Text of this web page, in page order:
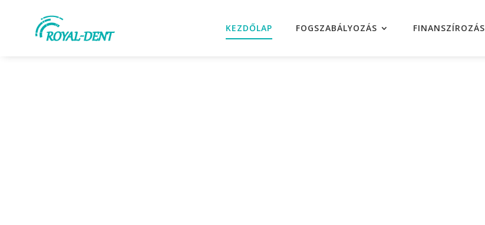
KEZDŐLAP FOGSZABÁLYOZÁS FINANSZÍROZÁS